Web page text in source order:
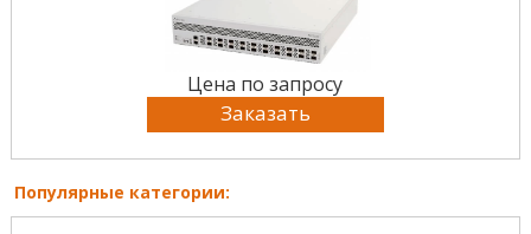
Цена по запросу
Заказать
Популярные категории: